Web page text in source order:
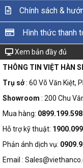
Chính sách &
Hình thức thanh
Xem bản đầy đủ
THÔNG TIN VIỆT HÀN
Trụ sở: 60 Võ Văn Kiệt,
Showroom : 200 Chu
Mua hàng: 0899.199.598
Hỗ trợ kỹ thuật:
Phản ánh dịch vụ:
Email :